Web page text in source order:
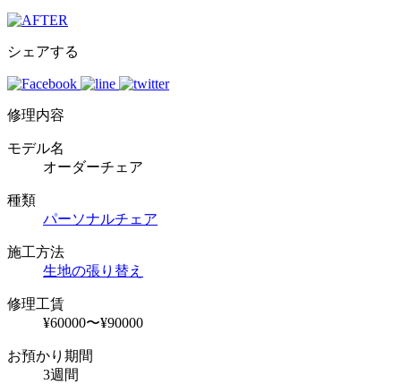
シェアする
修理内容
モデル名
オーダーチェア
種類
パーソナルチェア
施工方法
生地の張り替え
修理工賃
¥60000〜¥90000
お預かり期間
3週間